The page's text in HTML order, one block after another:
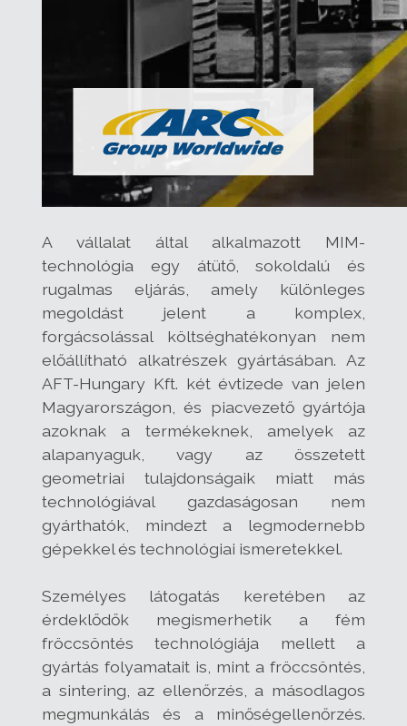
A vállalat által alkalmazott MIM-
technológia egy átütő, sokoldalú és
rugalmas eljárás, amely különleges
megoldást jelent a komplex,
forgácsolással költséghatékonyan nem
előállítható alkatrészek gyártásában. Az
AFT-Hungary Kft. két évtizede van jelen
Magyarországon, és piacvezető gyártója
azoknak a termékeknek, amelyek az
alapanyaguk, vagy az összetett
geometriai tulajdonságaik miatt más
technológiával gazdaságosan nem
gyárthatók, mindezt a legmodernebb
gépekkel és technológiai ismeretekkel.
Személyes látogatás keretében az
érdeklődők megismerhetik a fém
fröccsöntés technológiája mellett a
gyártás folyamatait is, mint a fröccsöntés,
a sintering, az ellenőrzés, a másodlagos
megmunkálás és a minőségellenőrzés.